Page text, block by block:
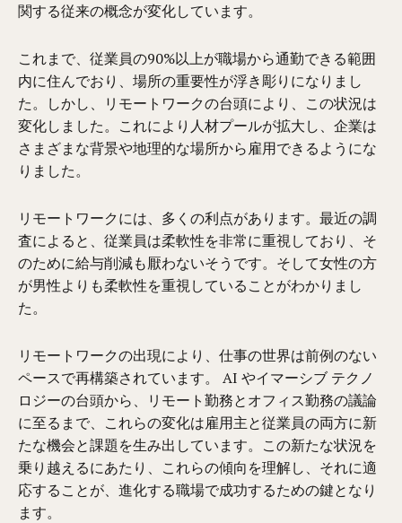
関する従来の概念が変化しています。
これまで、従業員の90%以上が職場から通勤できる範囲
内に住んでおり、場所の重要性が浮き彫りになりまし
た。しかし、リモートワークの台頭により、この状況は
変化しました。これにより人材プールが拡大し、企業は
さまざまな背景や地理的な場所から雇用できるようにな
りました。
リモートワークには、多くの利点があります。最近の調
査によると、従業員は柔軟性を非常に重視しており、そ
のために給与削減も厭わないそうです。そして女性の方
が男性よりも柔軟性を重視していることがわかりまし
た。
リモートワークの出現により、仕事の世界は前例のない
ペースで再構築されています。 AI やイマーシブ テクノ
ロジーの台頭から、リモート勤務とオフィス勤務の議論
に至るまで、これらの変化は雇用主と従業員の両方に新
たな機会と課題を生み出しています。この新たな状況を
乗り越えるにあたり、これらの傾向を理解し、それに適
応することが、進化する職場で成功するための鍵となり
ます。